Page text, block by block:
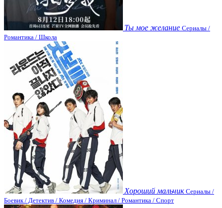
Ты мое желание Сериалы /
Романтика / Школа
Хороший мальчик Сериалы /
Боевик / Детектив / Комедия / Криминал / Романтика / Спорт